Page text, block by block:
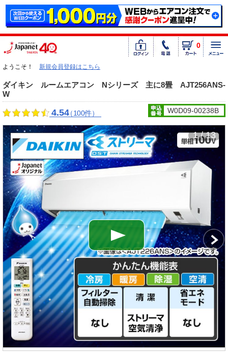
0
ようこそ！ 新規会員登録はこちら
ダイキン ルームエアコン Nシリーズ 主に8畳 AJT256ANS-
W
4.54（100件） W0D09-00238B
1 / 13